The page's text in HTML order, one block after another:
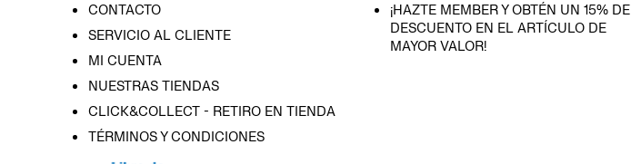
CONTACTO
SERVICIO AL CLIENTE
MI CUENTA
NUESTRAS TIENDAS
CLICK&COLLECT - RETIRO EN TIENDA
TÉRMINOS Y CONDICIONES
¡HAZTE MEMBER Y OBTÉN UN 15% DE
DESCUENTO EN EL ARTÍCULO DE
MAYOR VALOR!